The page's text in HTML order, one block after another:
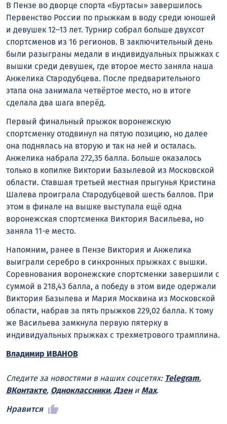
В Пензе во дворце спорта «Буртасы» завершилось
Первенство России по прыжкам в воду среди юношей
и девушек 12–13 лет. Турнир собрал больше двухсот
спортсменов из 16 регионов. В заключительный день
были разыграны медали в индивидуальных прыжках с
вышки среди девушек, где второе место заняла наша
Анжелика Стародубцева. После предварительного
этапа она занимала четвёртое место, но в итоге
сделала два шага вперёд.
Первый финальный прыжок воронежскую
спортсменку отодвинул на пятую позицию, но далее
она поднялась на вторую и так на ней и осталась.
Анжелика набрала 272,35 балла. Больше оказалось
только в копилке Виктории Базылевой из Московской
области. Ставшая третьей местная прыгунья Кристина
Шалева проиграла Стародубцевой шесть баллов. При
этом в финале на вышке выступала ещё одна
воронежская спортсменка Виктория Васильева, но
заняла 11-е место.
Напомним, ранее в Пензе Виктория и Анжелика
выиграли серебро в синхронных прыжках с вышки.
Соревнования воронежские спортсменки завершили с
суммой в 218,43 балла, а победу в этом виде одержали
Виктория Базылева и Мария Москвина из Московской
области, набрав за пять прыжков 229,02 балла. К тому
же Васильева замкнула первую пятерку в
индивидуальных прыжках с трехметрового трамплина.
Владимир ИВАНОВ
Следите за новостями в наших соцсетях: Telegram,
ВКонтакте, Одноклассники, Дзени Max.
Нравится